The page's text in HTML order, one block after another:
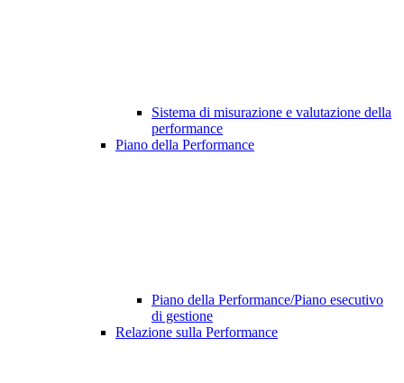
Sistema di misurazione e valutazione della
performance
Piano della Performance
Piano della Performance/Piano esecutivo
di gestione
Relazione sulla Performance